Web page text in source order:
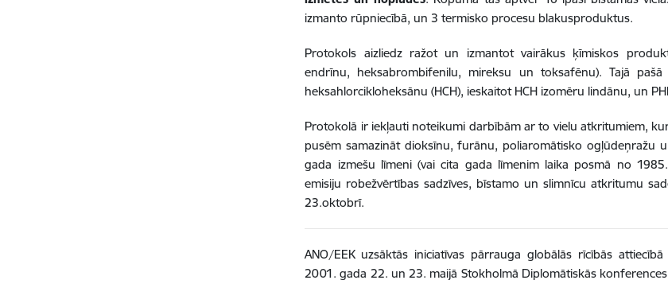
izmanto rūpniecībā, un 3 termisko procesu blakusproduktus.
Protokols aizliedz ražot un izmantot vairākus ķīmiskos
endrīnu, heksabrombifenilu, mireksu un toksafēnu). Tajā
heksahlorcikloheksānu (HCH), ieskaitot HCH izomēru lindānu, un
Protokolā ir iekļauti noteikumi darbībām ar to vielu atkritumiem,
pusēm samazināt dioksīnu, furānu, poliaromātisko ogļūdeņražu
gada izmešu līmeni (vai cita gada līmenim laika posmā no
emisiju robežvērtības sadzīves, bīstamo un slimnīcu atkritumu
23.oktobrī.
ANO/EEK uzsāktās iniciatīvas pārrauga globālās rīcībās
2001. gada 22. un 23. maijā Stokholmā Diplomātiskās